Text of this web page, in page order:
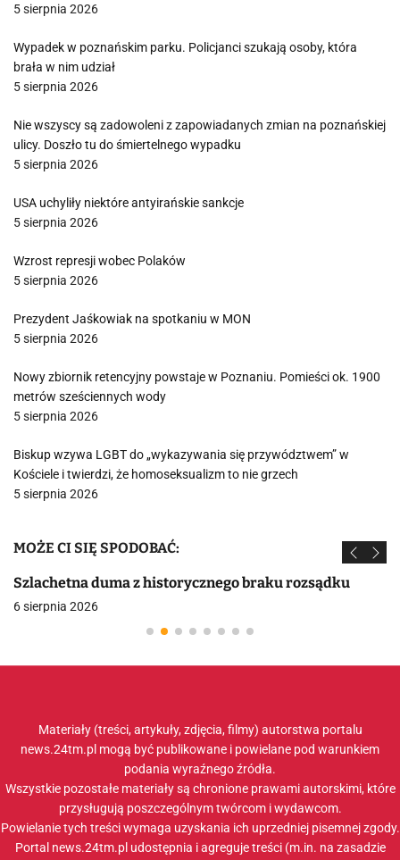
5 sierpnia 2026
Wypadek w poznańskim parku. Policjanci szukają osoby, która
brała w nim udział
5 sierpnia 2026
Nie wszyscy są zadowoleni z zapowiadanych zmian na poznańskiej
ulicy. Doszło tu do śmiertelnego wypadku
5 sierpnia 2026
USA uchyliły niektóre antyirańskie sankcje
5 sierpnia 2026
Wzrost represji wobec Polaków
5 sierpnia 2026
Prezydent Jaśkowiak na spotkaniu w MON
5 sierpnia 2026
Nowy zbiornik retencyjny powstaje w Poznaniu. Pomieści ok. 1900
metrów sześciennych wody
5 sierpnia 2026
Biskup wzywa LGBT do „wykazywania się przywództwem” w
Kościele i twierdzi, że homoseksualizm to nie grzech
5 sierpnia 2026
MOŻE CI SIĘ SPODOBAĆ:
Szlachetna duma z historycznego braku rozsądku
6 sierpnia 2026
Materiały (treści, artykuły, zdjęcia, filmy) autorstwa portalu
news.24tm.pl mogą być publikowane i powielane pod warunkiem
podania wyraźnego źródła.
Wszystkie pozostałe materiały są chronione prawami autorskimi, które
przysługują poszczególnym twórcom i wydawcom.
Powielanie tych treści wymaga uzyskania ich uprzedniej pisemnej zgody.
Portal news.24tm.pl udostępnia i agreguje treści (m.in. na zasadzie